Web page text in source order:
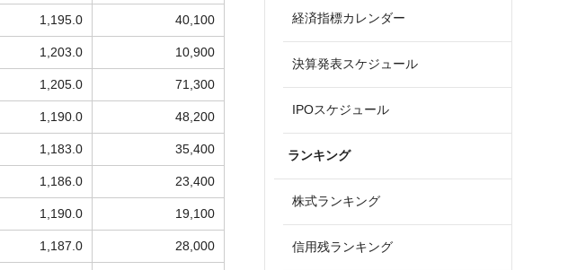
1,195.0 40,100
1,203.0 10,900
1,205.0 71,300
1,190.0 48,200
1,183.0 35,400
1,186.0 23,400
1,190.0 19,100
1,187.0 28,000
経済指標カレンダー
決算発表スケジュール
IPOスケジュール
ランキング
株式ランキング
信用残ランキング